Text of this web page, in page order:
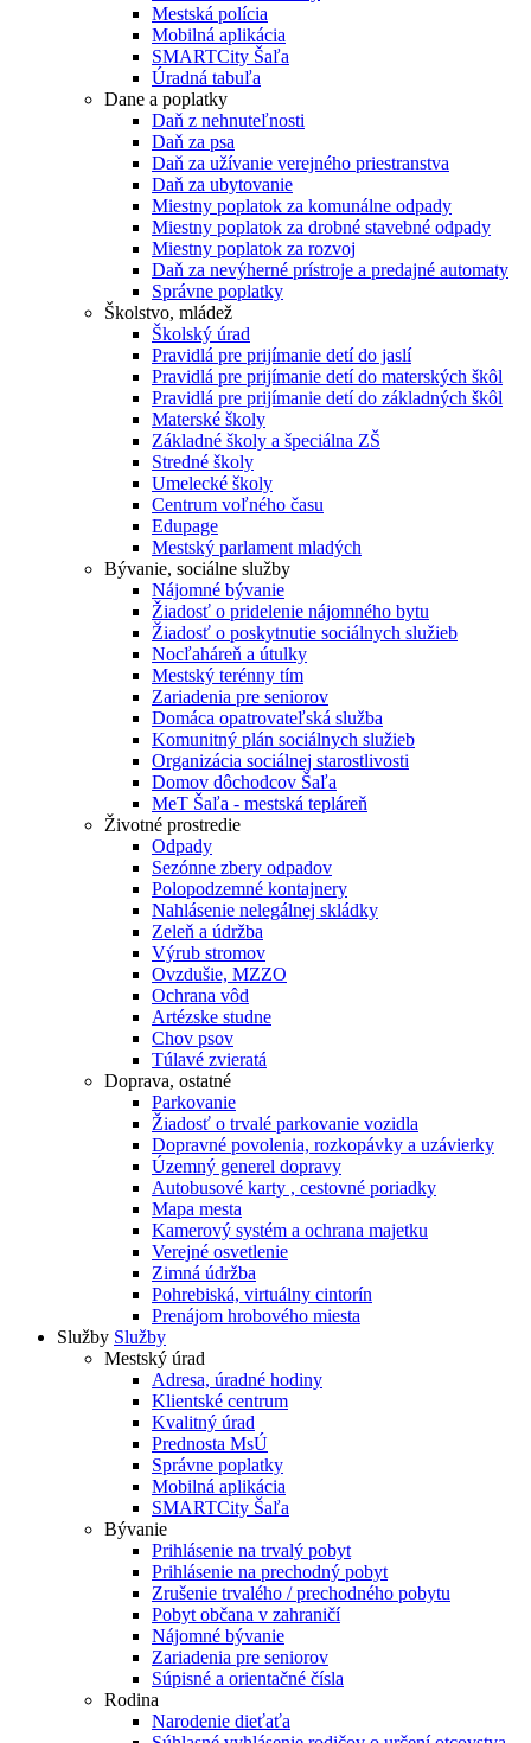
Mestská polícia
Mobilná aplikácia
SMARTCity Šaľa
Úradná tabuľa
Dane a poplatky
Daň z nehnuteľnosti
Daň za psa
Daň za užívanie verejného priestranstva
Daň za ubytovanie
Miestny poplatok za komunálne odpady
Miestny poplatok za drobné stavebné odpady
Miestny poplatok za rozvoj
Daň za nevýherné prístroje a predajné automaty
Správne poplatky
Školstvo, mládež
Školský úrad
Pravidlá pre prijímanie detí do jaslí
Pravidlá pre prijímanie detí do materských škôl
Pravidlá pre prijímanie detí do základných škôl
Materské školy
Základné školy a špeciálna ZŠ
Stredné školy
Umelecké školy
Centrum voľného času
Edupage
Mestský parlament mladých
Bývanie, sociálne služby
Nájomné bývanie
Žiadosť o pridelenie nájomného bytu
Žiadosť o poskytnutie sociálnych služieb
Nocľaháreň a útulky
Mestský terénny tím
Zariadenia pre seniorov
Domáca opatrovateľská služba
Komunitný plán sociálnych služieb
Organizácia sociálnej starostlivosti
Domov dôchodcov Šaľa
MeT Šaľa - mestská tepláreň
Životné prostredie
Odpady
Sezónne zbery odpadov
Polopodzemné kontajnery
Nahlásenie nelegálnej skládky
Zeleň a údržba
Výrub stromov
Ovzdušie, MZZO
Ochrana vôd
Artézske studne
Chov psov
Túlavé zvieratá
Doprava, ostatné
Parkovanie
Žiadosť o trvalé parkovanie vozidla
Dopravné povolenia, rozkopávky a uzávierky
Územný generel dopravy
Autobusové karty , cestovné poriadky
Mapa mesta
Kamerový systém a ochrana majetku
Verejné osvetlenie
Zimná údržba
Pohrebiská, virtuálny cintorín
Prenájom hrobového miesta
Služby Služby
Mestský úrad
Adresa, úradné hodiny
Klientské centrum
Kvalitný úrad
Prednosta MsÚ
Správne poplatky
Mobilná aplikácia
SMARTCity Šaľa
Bývanie
Prihlásenie na trvalý pobyt
Prihlásenie na prechodný pobyt
Zrušenie trvalého / prechodného pobytu
Pobyt občana v zahraničí
Nájomné bývanie
Zariadenia pre seniorov
Súpisné a orientačné čísla
Rodina
Narodenie dieťaťa